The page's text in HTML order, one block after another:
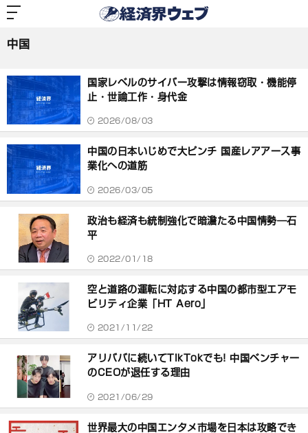
中国
国家レベルのサイバー攻撃は情報窃取・機能停
止・世論工作・身代金
2026/08/03
中国の日本いじめで大ピンチ 国産レアアース事
業化への道筋
2026/03/05
政治も経済も統制強化で暗澹たる中国情勢―石
平
2022/01/18
空と道路の運転に対応する中国の都市型エアモ
ビリティ企業「HT Aero」
2021/11/22
アリババに続いてTikTokでも! 中国ベンチャー
のCEOが退任する理由
2021/06/29
世界最大の中国エンタメ市場を日本は攻略でき